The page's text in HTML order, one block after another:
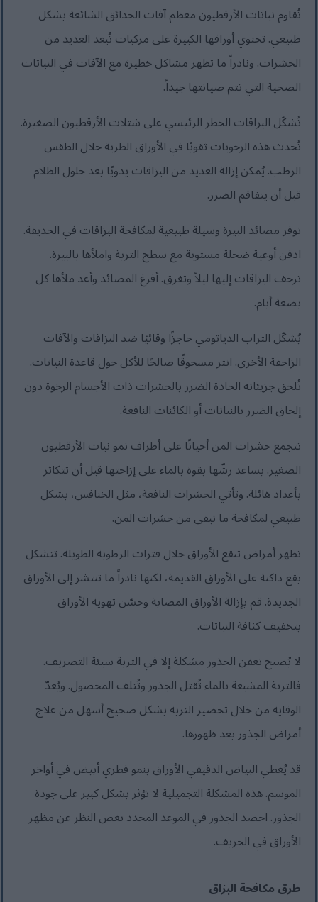
تُقاوم نباتات الأرقطيون معظم آفات الحدائق الشائعة بشكل
طبيعي. تحتوي أوراقها الكبيرة على مركبات تُبعد العديد من
الحشرات. ونادراً ما تظهر مشاكل خطيرة مع الآفات في النباتات
الصحية التي تتم صيانتها جيداً.
تُشكّل البزاقات الخطر الرئيسي على شتلات الأرقطيون الصغيرة.
تُحدث هذه الرخويات ثقوبًا في الأوراق الطرية خلال الطقس
الرطب. يُمكن إزالة العديد من البزاقات يدويًا بعد حلول الظلام
قبل أن يتفاقم الضرر.
توفر مصائد البيرة وسيلة طبيعية لمكافحة البزاقات في الحديقة.
ادفن أوعية ضحلة مستوية مع سطح التربة واملأها بالبيرة.
تزحف البزاقات إليها ليلاً وتغرق. أفرغ المصائد وأعد ملأها كل
بضعة أيام.
يُشكّل التراب الدياتومي حاجزًا وقائيًا ضد البزاقات والآفات
الزاحفة الأخرى. انثر مسحوقًا صالحًا للأكل حول قاعدة النباتات.
تُلحق جزيئاته الحادة الضرر بالحشرات ذات الأجسام الرخوة دون
إلحاق الضرر بالنباتات أو الكائنات النافعة.
تتجمع حشرات المن أحيانًا على أطراف نمو نبات الأرقطيون
الصغير. يساعد رشّها بقوة بالماء على إزاحتها قبل أن تتكاثر
بأعداد هائلة. وتأتي الحشرات النافعة، مثل الخنافس، بشكل
طبيعي لمكافحة ما تبقى من حشرات المن.
تظهر أمراض تبقع الأوراق خلال فترات الرطوبة الطويلة. تتشكل
بقع داكنة على الأوراق القديمة، لكنها نادراً ما تنتشر إلى الأوراق
الجديدة. قم بإزالة الأوراق المصابة وحسّن تهوية الأوراق
بتخفيف كثافة النباتات.
لا يُصبح تعفن الجذور مشكلة إلا في التربة سيئة التصريف.
فالتربة المشبعة بالماء تُقتل الجذور وتُتلف المحصول. ويُعدّ
الوقاية من خلال تحضير التربة بشكل صحيح أسهل من علاج
أمراض الجذور بعد ظهورها.
قد يُغطي البياض الدقيقي الأوراق بنمو فطري أبيض في أواخر
الموسم. هذه المشكلة التجميلية لا تؤثر بشكل كبير على جودة
الجذور. احصد الجذور في الموعد المحدد بغض النظر عن مظهر
الأوراق في الخريف.
طرق مكافحة البزاق